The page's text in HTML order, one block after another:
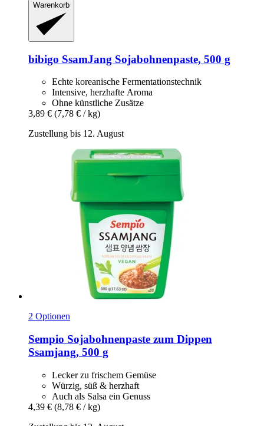
Warenkorb
bibigo SsamJang Sojabohnenpaste, 500 g
Echte koreanische Fermentationstechnik
Intensive, herzhafte Aroma
Ohne künstliche Zusätze
3,89 € (7,78 € / kg)
Zustellung bis 12. August
2 Optionen
Sempio Sojabohnenpaste zum Dippen
Ssamjang, 500 g
Lecker zu frischem Gemüse
Würzig, süß & herzhaft
Auch als Salsa ein Genuss
4,39 € (8,78 € / kg)